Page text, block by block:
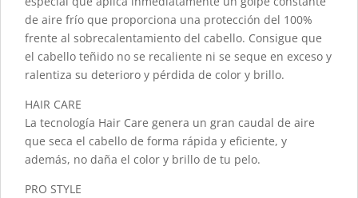
de aire frío que proporciona una protección del 100%
frente al sobrecalentamiento del cabello. Consigue que
el cabello teñido no se recaliente ni se seque en exceso y
ralentiza su deterioro y pérdida de color y brillo.
HAIR CARE
La tecnología Hair Care genera un gran caudal de aire
que seca el cabello de forma rápida y eficiente, y
además, no daña el color y brillo de tu pelo.
PRO STYLE